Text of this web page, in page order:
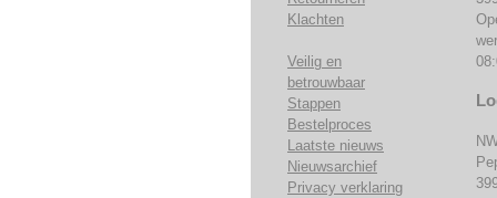
Klachten
Veilig en
betrouwbaar
Stappen
Bestelproces
Laatste nieuws
Nieuwsarchief
Privacy verklaring